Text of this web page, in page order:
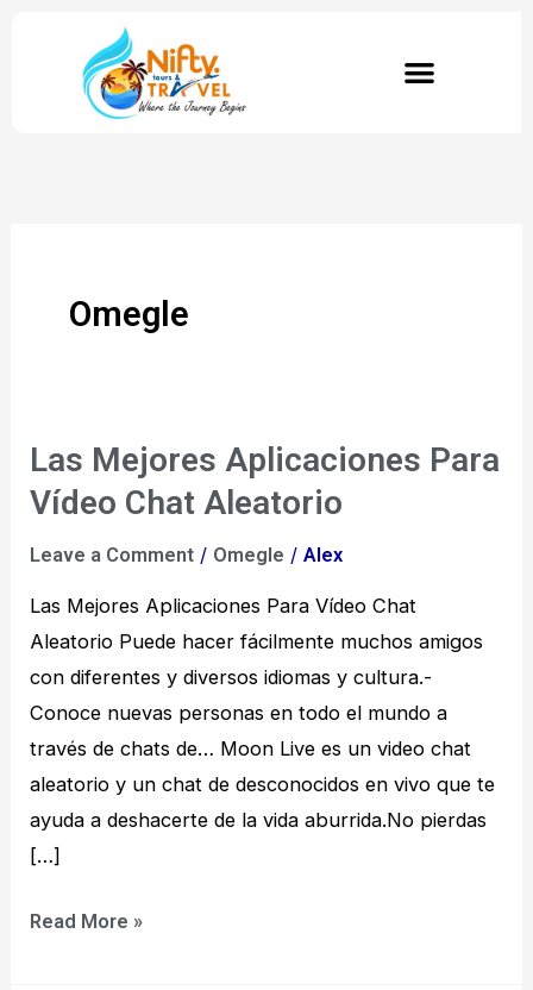
Omegle
Las Mejores Aplicaciones Para
Vídeo Chat Aleatorio
Leave a Comment / Omegle /Alex
Las Mejores Aplicaciones Para Vídeo Chat
Aleatorio Puede hacer fácilmente muchos amigos
con diferentes y diversos idiomas y cultura.-
Conoce nuevas personas en todo el mundo a
través de chats de… Moon Live es un video chat
aleatorio y un chat de desconocidos en vivo que te
ayuda a deshacerte de la vida aburrida.No pierdas
[…]
Las
Mejores
Para
Vídeo
Chat
Aleatorio
Read More »